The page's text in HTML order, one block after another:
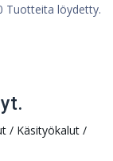
Tuotteita löydetty.
/ Käsityökalut /